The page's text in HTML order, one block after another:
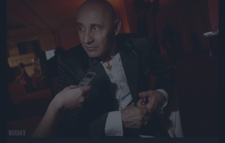
Jön még kép!